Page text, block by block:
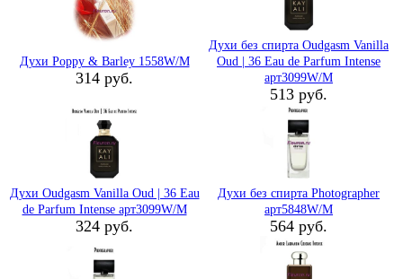
Духи Poppy & Barley 1558W/M
314 руб.
Духи без спирта Oudgasm Vanilla
Oud | 36 Eau de Parfum Intense
арт3099W/M
513 руб.
Духи Oudgasm Vanilla Oud | 36 Eau
de Parfum Intense арт3099W/M
324 руб.
Духи без спирта Photographer
арт5848W/M
564 руб.